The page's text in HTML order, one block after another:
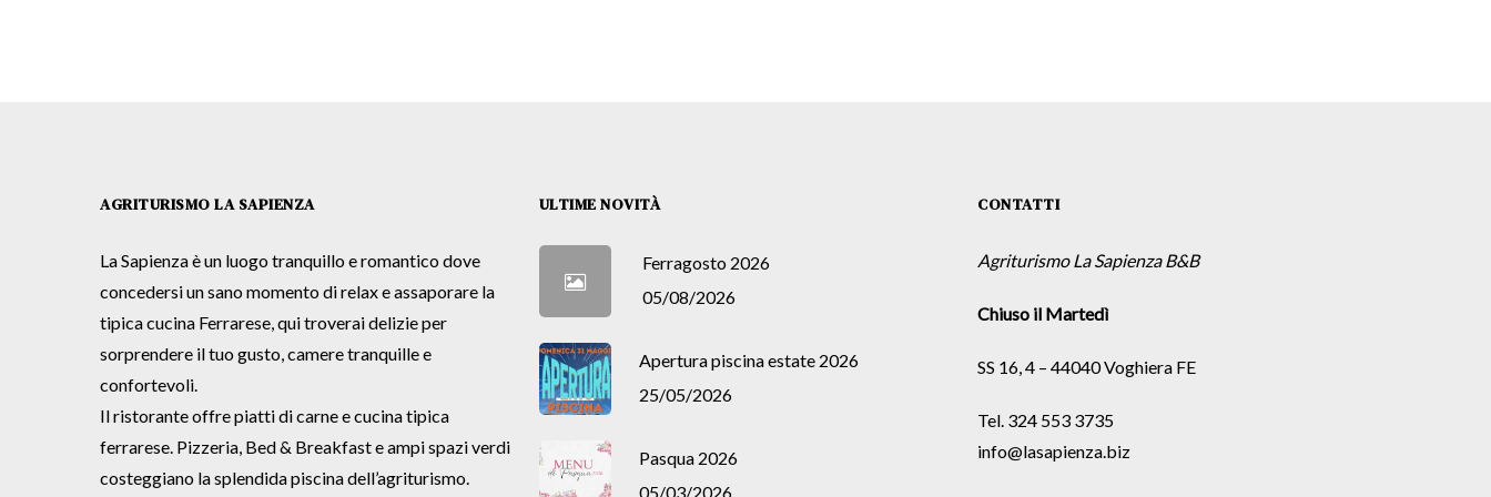
AGRITURISMO LA SAPIENZA
La Sapienza è un luogo tranquillo e romantico dove
concedersi un sano momento di relax e assaporare la
tipica cucina Ferrarese, qui troverai delizie per
sorprendere il tuo gusto, camere tranquille e
confortevoli.
Il ristorante offre piatti di carne e cucina tipica
ferrarese. Pizzeria, Bed & Breakfast e ampi spazi verdi
costeggiano la splendida piscina dell’agriturismo.
ULTIME NOVITÀ
Ferragosto 2026
05/08/2026
Apertura piscina estate 2026
25/05/2026
Pasqua 2026
05/03/2026
CONTATTI
Agriturismo La Sapienza B&B
Chiuso il Martedì
SS 16, 4 – 44040 Voghiera FE
Tel. 324 553 3735
info@lasapienza.biz